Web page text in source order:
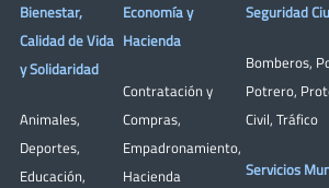
Bienestar,
Calidad de Vida
y Solidaridad
Animales,
Deportes,
Educación,
Economía y
Hacienda
Contratación y
Compras,
Empadronamiento,
Hacienda
Seguridad
Bomberos,
Potrero,
Civil, Tráfico
Servicios